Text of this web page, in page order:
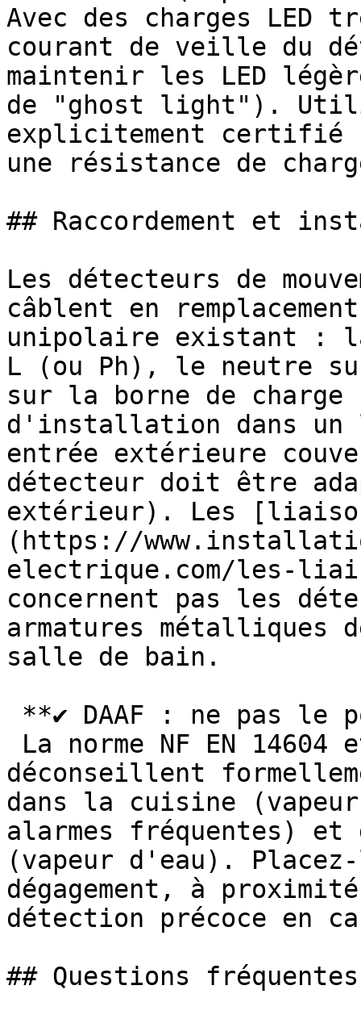
Avec des charges
courant de veille du
maintenir les LED
de "ghost light").
explicitement certifié
une résistance de
## Raccordement et
Les détecteurs de
câblent en
unipolaire existant :
L (ou Ph), le neutre
sur la borne de charge
d'installation dans un
entrée extérieure
détecteur doit être
extérieur). Les
(https://
electrique.com/les-
concernent pas les
armatures métalliques
salle de bain.
déconseillent
dans la cuisine
alarmes fréquentes)
(vapeur d'eau).
dégagement, à
détection précoce en
## Questions fréquentes